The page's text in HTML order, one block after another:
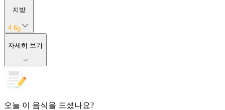
지방
4.6g
자세히 보기
오늘 이 음식을 드셨나요?